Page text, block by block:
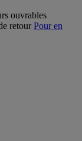
ouvrables
retour Pour en